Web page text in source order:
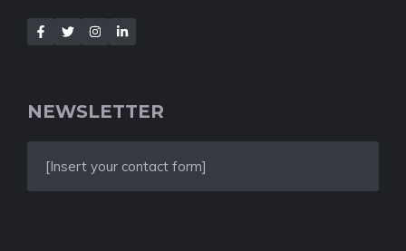
NEWSLETTER
[Insert your contact form]